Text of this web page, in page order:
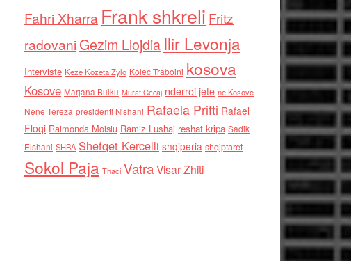
Fahri Xharra Frank shkreli Fritz
radovaniGezim Llojdia Ilir Levonja
Interviste Keze Kozeta Zylo Kolec Traboini kosova
Kosove Marjana Bulku Murat Gecaj nderroi jete ne Kosove
Nene Tereza presidenti Nishani Rafaela Prifti Rafael
Floqi Raimonda Moisiu Ramiz Lushaj reshat kripa Sadik
Elshani SHBA Shefqet Kercelli shqiperia shqiptaret
Sokol Paja Thaci VatraVisar Zhiti